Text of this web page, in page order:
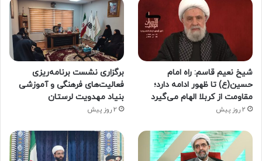
شیخ نعیم قاسم: راه امام
حسین(ع) تا ظهور ادامه دارد؛
مقاومت از کربلا الهام می‌گیرد
2 روز پیش
برگزاری نشست برنامه‌ریزی
فعالیت‌های فرهنگی و آموزشی
بنیاد مهدویت لرستان
2 روز پیش